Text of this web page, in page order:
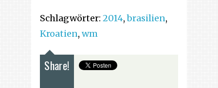
Schlagwörter: 2014,brasilien,
Kroatien, wm
Share!